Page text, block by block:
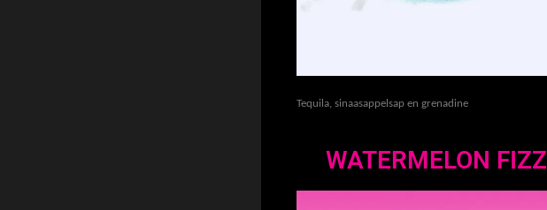
Tequila, sinaasappelsap en grenadine
WATERMELON FIZZ